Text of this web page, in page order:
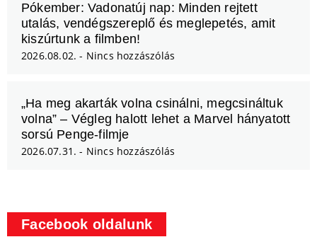
Pókember: Vadonatúj nap: Minden rejtett
utalás, vendégszereplő és meglepetés, amit
kiszúrtunk a filmben!
2026.08.02. Nincs hozzászólás
„Ha meg akarták volna csinálni, megcsináltuk
volna” – Végleg halott lehet a Marvel hányatott
sorsú Penge-filmje
2026.07.31. Nincs hozzászólás
Facebook oldalunk